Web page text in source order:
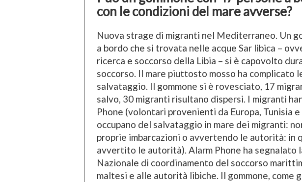
con le condizioni del mare avverse?
Nuova strage di migranti nel Mediterraneo. Un
a bordo che si trovata nelle acque Sar libica –
ricerca e soccorso della Libia – si è capovolto
soccorso. Il mare piuttosto mosso ha complicato
salvataggio. Il gommone si è rovesciato, 17
salvo, 30 migranti risultano dispersi. I migranti
Phone (volontari provenienti da Europa, Tunisia
occupano del salvataggio in mare dei migranti:
proprie imbarcazioni o avvertendo le autorità: in
avvertito le autorità). Alarm Phone ha segnalato
Nazionale di coordinamento del soccorso
maltesi e alle autorità libiche. Il gommone, come